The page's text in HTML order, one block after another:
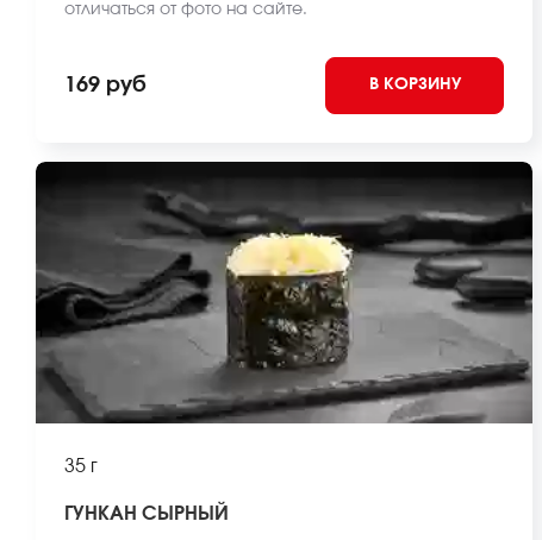
отличаться от фото на сайте.
169 руб В КОРЗИНУ
35 г
ГУНКАН СЫРНЫЙ